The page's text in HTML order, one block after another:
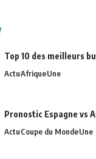
Top 10 des meilleurs
ActuAfriqueUne
Pronostic Espagne vs
ActuCoupe du MondeUne